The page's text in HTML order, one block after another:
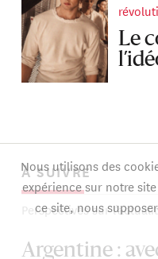
Le
À SUIVRE
Perspectives sur
Argentine :
Nous utilisons des
expérience sur notre
ce site, nous